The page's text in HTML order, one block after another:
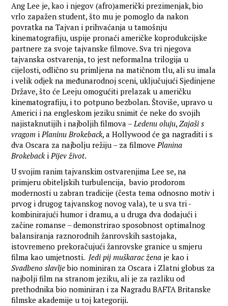
Ang Lee je, kao i njegov (afro)američki prezimenjak, bio
vrlo zapažen student, što mu je pomoglo da nakon
povratka na Tajvan i prihvaćanja u tamošnju
kinematografiju, uspije pronaći američke koprodukcijske
partnere za svoje tajvanske filmove. Sva tri njegova
tajvanska ostvarenja, to jest neformalna trilogija u
cijelosti, odlično su primljena na matičnom tlu, ali su imala
i velik odjek na međunarodnoj sceni, uključujući Sjedinjene
Države, što će Leeju omogućiti prelazak u američku
kinematografiju, i to potpuno bezbolan. Štoviše, upravo u
Americi i na engleskom jeziku snimit će neke do svojih
najistaknutijih i najboljih filmova –Ledenu oluju,Zajaši s
vragom iPlaninu Brokeback, a Hollywood će ga nagraditi i s
dva Oscara za najbolju režiju – za filmovePlanina
Brokeback iPijev život.
U svojim ranim tajvanskim ostvarenjima Lee se, na
primjeru obiteljskih turbulencija, bavio prodorom
modernosti u zabran tradicije (česta tema odnosno motiv i
prvog i drugog tajvanskog novog vala), te u sva tri -
kombinirajući humor i dramu, a u druga dva dodajući i
začine romanse – demonstrirao sposobnost optimalnog
balansiranja raznorodnih žanrovskih sastojaka,
istovremeno prekoračujući žanrovske granice u smjeru
filma kao umjetnosti. Jedi pij muškarac žena je kao i
Svadbeno slavljebio nominiran za Oscara i Zlatni globus za
najbolji film na stranom jeziku, ali je za razliku od
prethodnika bio nominiran i za Nagradu BAFTA Britanske
filmske akademije u toj kategoriji.